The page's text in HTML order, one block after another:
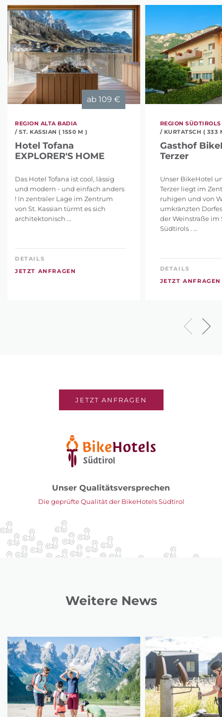
ab 109 €
REGION ALTA BADIA
/ ST. KASSIAN ( 1550 M )
Hotel Tofana
EXPLORER'S HOME
Das Hotel Tofana ist cool, lässig
und modern - und einfach anders
! In zentraler Lage im Zentrum
von St. Kassian türmt es sich
architektonisch ...
DETAILS
JETZT ANFRAGEN
REGION
/ KURTATSCH ( 333
Gasthof
Terzer
Unser BikeHotel
Terzer liegt im
ruhigen und von
umkränzten
der Weinstraße im
Südtirols . ...
DETAILS
JETZT ANFRAGEN
JETZT ANFRAGEN
Unser Qualitätsversprechen
Die geprüfte Qualität der BikeHotels Südtirol
Weitere News